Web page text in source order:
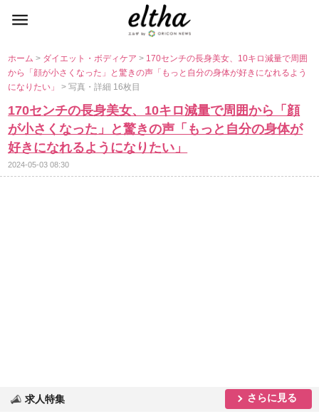
ホーム> ダイエット・ボディケア> 170センチの長身美女、10キロ減量で周囲
から「顔が小さくなった」と驚きの声「もっと自分の身体が好きになれるよう
になりたい」> 写真・詳細 16枚目
170センチの長身美女、10キロ減量で周囲から「顔
が小さくなった」と驚きの声「もっと自分の身体が
好きになれるようになりたい」
2024-05-03 08:30
求人特集 さらに見る